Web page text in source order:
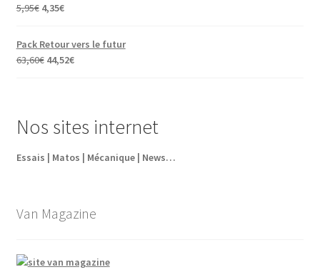
5,95€ Le
initial
était :
4,35€Le
est :
Pack Retour vers le futur
63,60€ Le
63,60€.
44,52€Le
44,52€.
Nos sites internet
Essais | Matos | Mécanique | News…
Van Magazine